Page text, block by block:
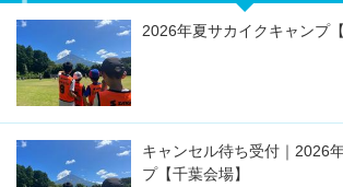
2026年夏サカイクキャンプ
キャンセル待ち受付｜2026
プ【千葉会場】